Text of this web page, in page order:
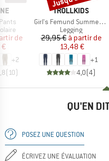
réduit
de
+2
(10)
MARQUE
TROLLKIDS
Article
Girl's Femund Summer Tights
Product group
Legging
Prix
29,95 € Prix réduit
à partir de
13,48 €
+1
4,0(4)
QU'EN
POSEZ UNE QUESTION
ÉCRIVEZ UNE ÉVALUATION